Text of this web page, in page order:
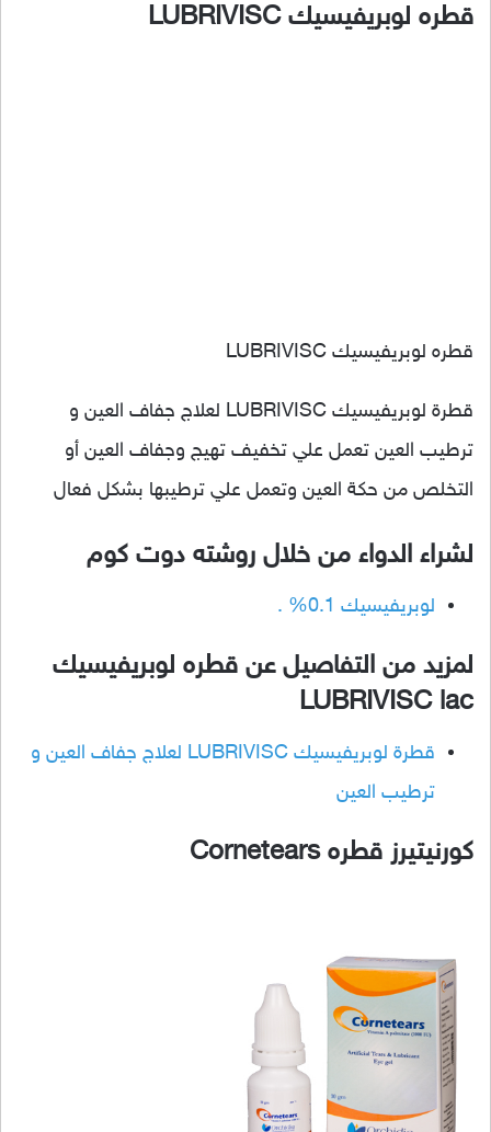
قطره لوبريفيسيك LUBRIVISC
قطره لوبريفيسيك LUBRIVISC
قطرة لوبريفيسيك LUBRIVISC لعلاج جفاف العين و
ترطيب العين تعمل علي تخفيف تهيج وجفاف العين أو
التخلص من حكة العين وتعمل علي ترطيبها بشكل فعال
لشراء الدواء من خلال روشته دوت كوم
لوبريفيسيك 0.1% .
لمزيد من التفاصيل عن قطره لوبريفيسيك
LUBRIVISC lac
قطرة لوبريفيسيك LUBRIVISC لعلاج جفاف العين و
ترطيب العين
كورنيتيرز قطره Cornetears